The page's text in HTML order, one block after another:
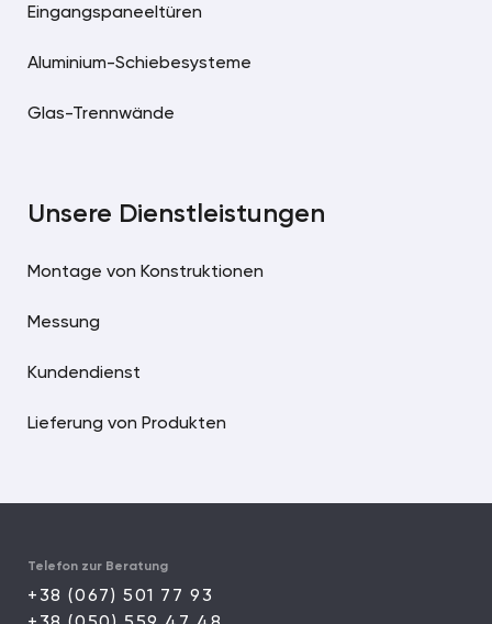
Eingangspaneeltüren
Aluminium-Schiebesysteme
Glas-Trennwände
Unsere Dienstleistungen
Montage von Konstruktionen
Messung
Kundendienst
Lieferung von Produkten
Telefon zur Beratung
+38 (067) 501 77 93